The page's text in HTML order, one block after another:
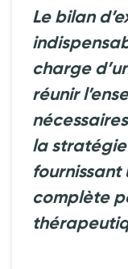
Le bilan
charge
réunir
la
complète